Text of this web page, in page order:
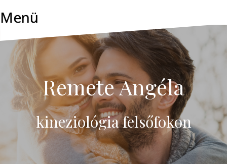
to
Menü
Remete Angéla
kineziológia felsőfokon